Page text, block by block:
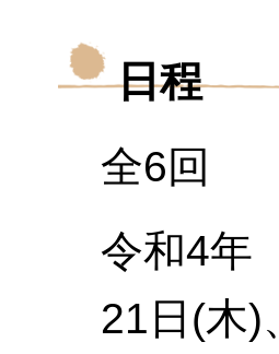
日程
全6回
令和4年
21日(木)